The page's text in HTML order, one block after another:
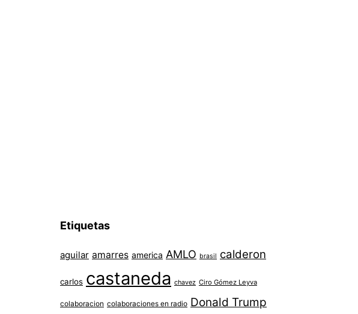
Etiquetas
aguilar amarres america AMLO brasil calderon
carlos castaneda chavez Ciro Gómez Leyva
colaboracion colaboraciones en radio Donald Trump